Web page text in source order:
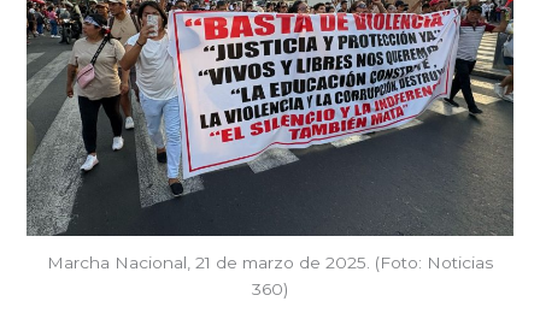
Marcha Nacional, 21 de marzo de 2025. (Foto: Noticias
360)